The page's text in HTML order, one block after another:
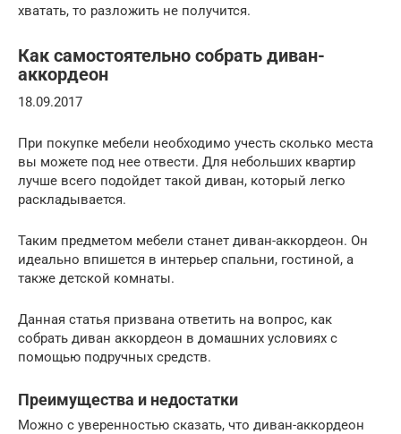
хватать, то разложить не получится.
Как самостоятельно собрать диван-
аккордеон
18.09.2017
При покупке мебели необходимо учесть сколько места
вы можете под нее отвести. Для небольших квартир
лучше всего подойдет такой диван, который легко
раскладывается.
Таким предметом мебели станет диван-аккордеон. Он
идеально впишется в интерьер спальни, гостиной, а
также детской комнаты.
Данная статья призвана ответить на вопрос, как
собрать диван аккордеон в домашних условиях с
помощью подручных средств.
Преимущества и недостатки
Можно с уверенностью сказать, что диван-аккордеон